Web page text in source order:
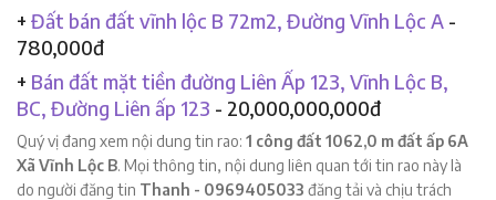
+ Đất bán đất vĩnh lộc B 72m2, Đường Vĩnh Lộc A -
780,000đ
+ Bán đất mặt tiền đường Liên Ấp 123, Vĩnh Lộc B,
BC, Đường Liên ấp 123 - 20,000,000,000đ
Quý vị đang xem nội dung tin rao: 1 công đất 1062,0 m đất ấp 6A
Xã Vĩnh Lộc B. Mọi thông tin, nội dung liên quan tới tin rao này là
do người đăng tin Thanh - 0969405033 đăng tải và chịu trách